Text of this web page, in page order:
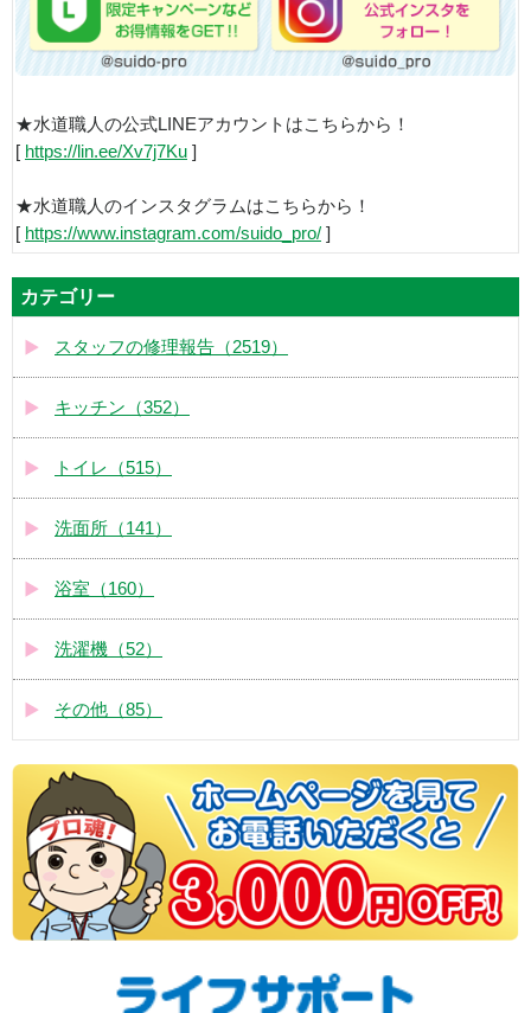
★水道職人の公式LINEアカウントはこちらから！
[ https://lin.ee/Xv7j7Ku ]
★水道職人のインスタグラムはこちらから！
[ https://www.instagram.com/suido_pro/ ]
カテゴリー
スタッフの修理報告（2519）
キッチン（352）
トイレ（515）
洗面所（141）
浴室（160）
洗濯機（52）
その他（85）